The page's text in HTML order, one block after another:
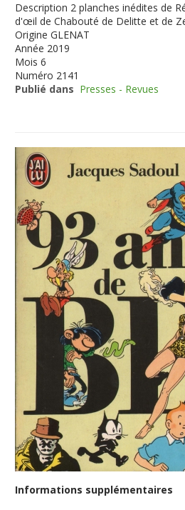
Description 2 planches inédites de
d'œil de Chabouté de Delitte et de
Origine GLENAT
Année 2019
Mois 6
Numéro 2141
Publié dans Presses - Revues
Informations supplémentaires